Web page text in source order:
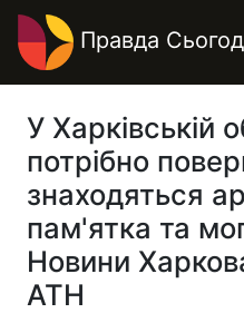
Правда
У Харківській
потрібно
знаходяться
пам'ятка та
Новини
АТН